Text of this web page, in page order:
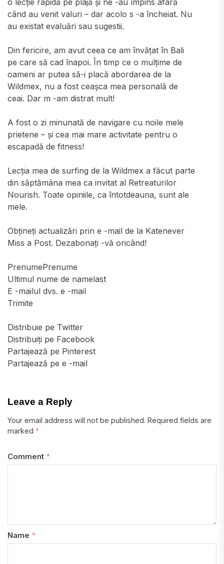
o lecție rapidă pe plajă și ne -au împins afară
când au venit valuri – dar acolo s -a încheiat. Nu
au existat evaluări sau sugestii.
Din fericire, am avut ceea ce am învățat în Bali
pe care să cad înapoi. În timp ce o mulțime de
oameni ar putea să-i placă abordarea de la
Wildmex, nu a fost ceașca mea personală de
ceai. Dar m -am distrat mult!
A fost o zi minunată de navigare cu noile mele
prietene – și cea mai mare activitate pentru o
escapadă de fitness!
Lecția mea de surfing de la Wildmex a făcut parte
din săptămâna mea ca invitat al Retreaturilor
Nourish. Toate opiniile, ca întotdeauna, sunt ale
mele.
Obțineți actualizări prin e -mail de la Katenever
Miss a Post. Dezabonați -vă oricând!
PrenumePrenume
Ultimul nume de namelast
E -mailul dvs. e -mail
Trimite
Distribuie pe Twitter
Distribuiți pe Facebook
Partajează pe Pinterest
Partajează pe e -mail
Leave a Reply
Your email address will not be published. Required fields are
marked *
Comment *
Name *